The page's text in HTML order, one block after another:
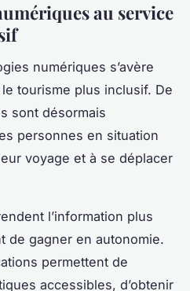
au service
numériques s’avère
tourisme plus inclusif. De
sont désormais
personnes en situation
voyage et à se déplacer
l’information plus
de gagner en autonomie.
permettent de
accessibles, d’obtenir